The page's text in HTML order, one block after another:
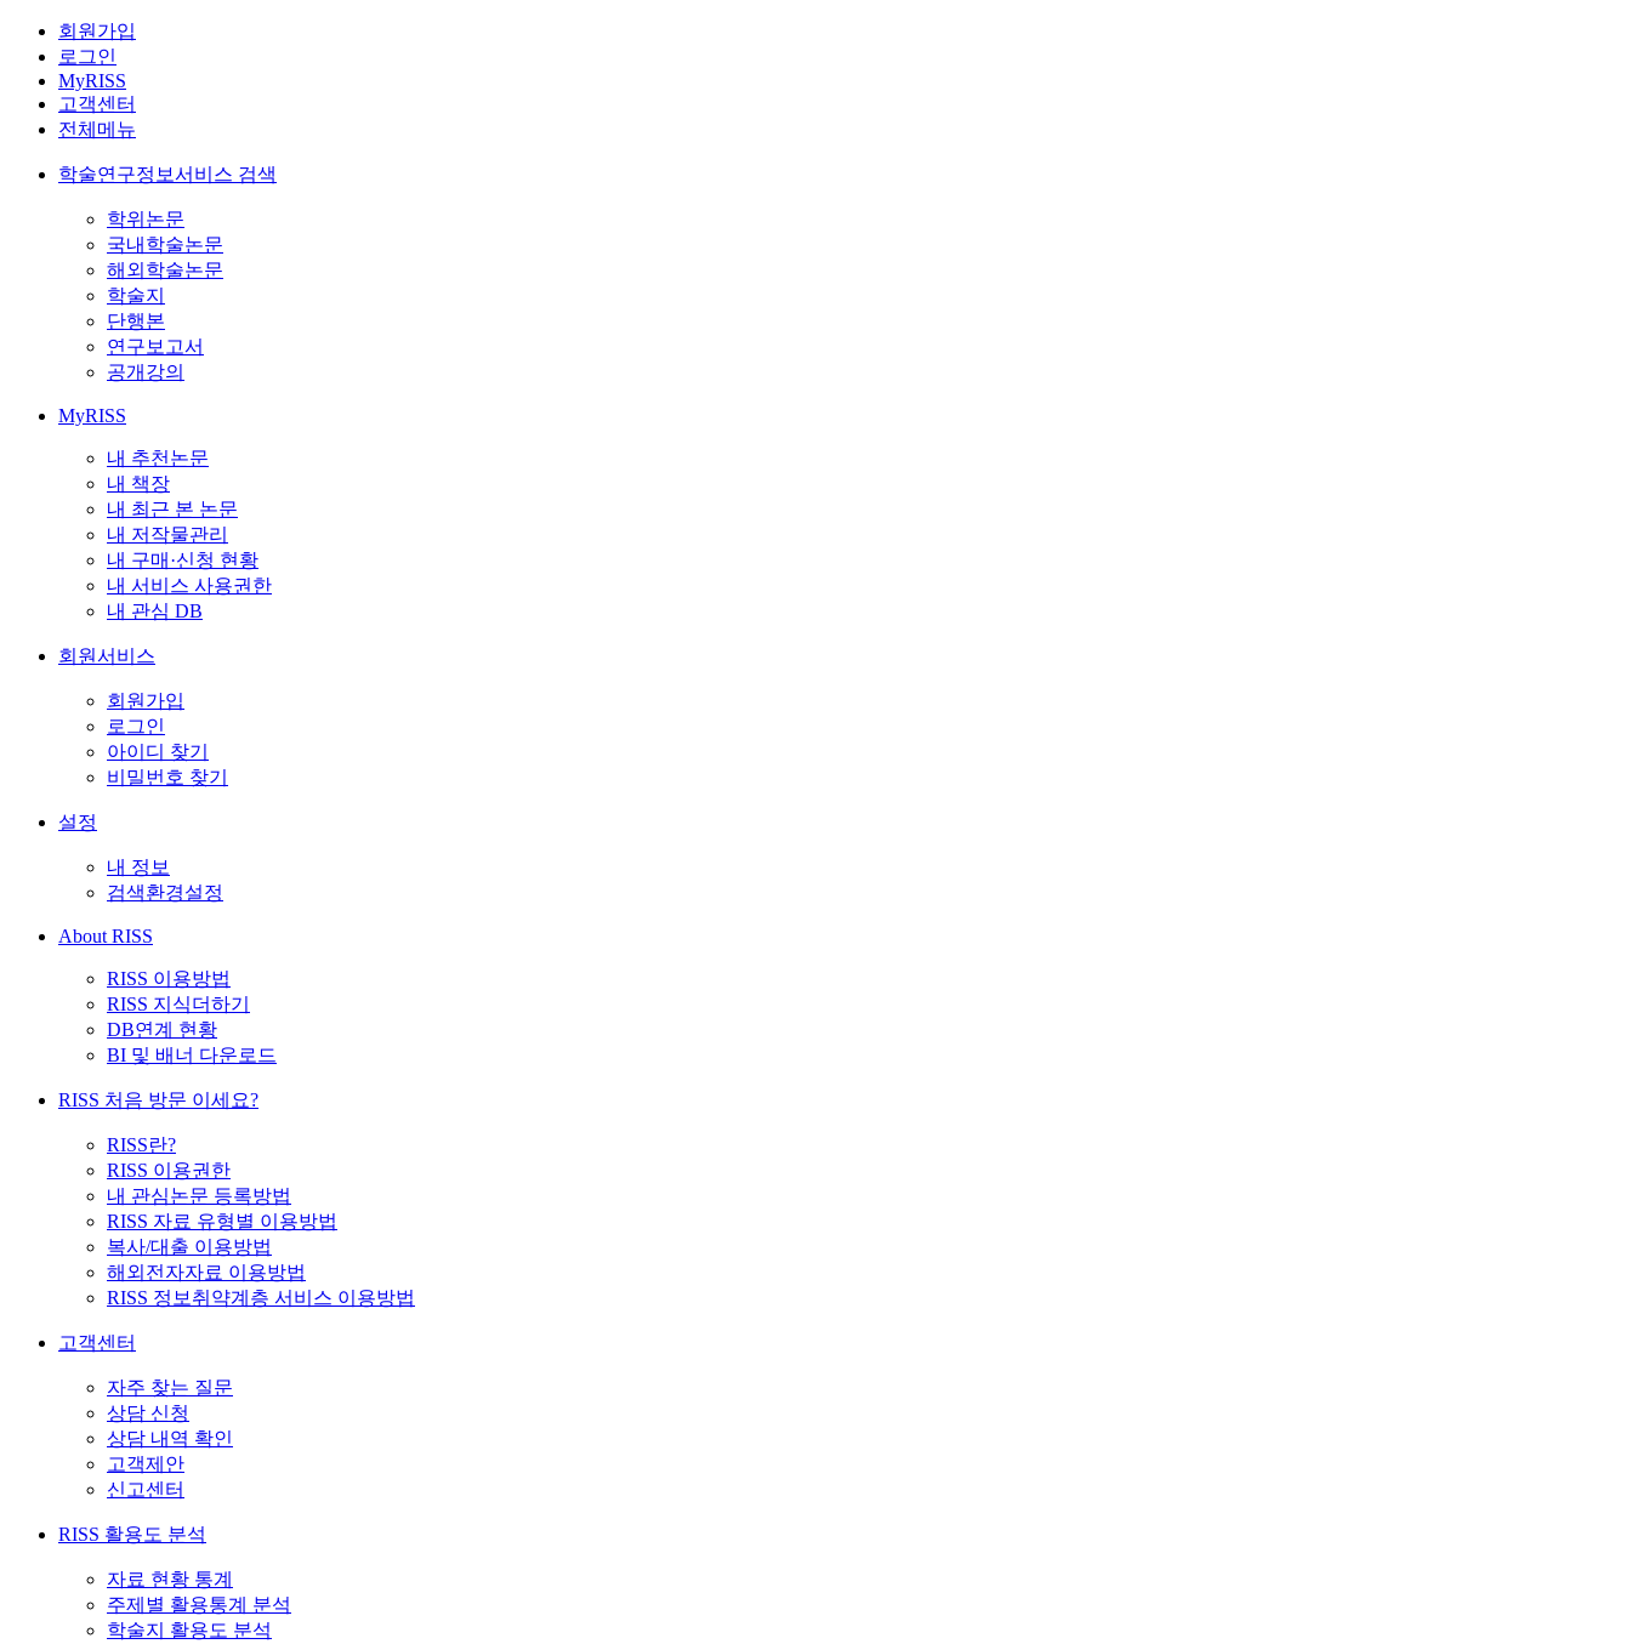
회원가입
로그인
MyRISS
고객센터
전체메뉴
학술연구정보서비스 검색
학위논문
국내학술논문
해외학술논문
학술지
단행본
연구보고서
공개강의
MyRISS
내 추천논문
내 책장
내 최근 본 논문
내 저작물관리
내 구매·신청 현황
내 서비스 사용권한
내 관심 DB
회원서비스
회원가입
로그인
아이디 찾기
비밀번호 찾기
설정
내 정보
검색환경설정
About RISS
RISS 이용방법
RISS 지식더하기
DB연계 현황
BI 및 배너 다운로드
RISS 처음 방문 이세요?
RISS란?
RISS 이용권한
내 관심논문 등록방법
RISS 자료 유형별 이용방법
복사/대출 이용방법
해외전자자료 이용방법
RISS 정보취약계층 서비스 이용방법
고객센터
자주 찾는 질문
상담 신청
상담 내역 확인
고객제안
신고센터
RISS 활용도 분석
자료 현황 통계
주제별 활용통계 분석
학술지 활용도 분석